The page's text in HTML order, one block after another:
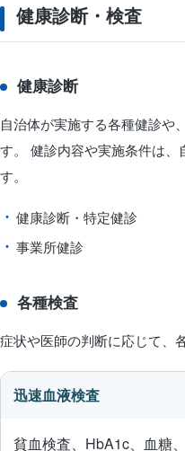
健康診断・検査
健康診断
自治体が実施する各種健診や
す。 健診内容や実施条件は、
す。
健康診断・特定健診
事業所健診
各種検査
症状や医師の判断に応じて、
迅速血液検査
貧血検査、HbA1c、血糖